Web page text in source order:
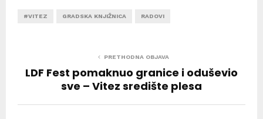
#VITEZ GRADSKA KNJIŽNICA RADOVI
PRETHODNA OBJAVA
LDF Fest pomaknuo granice i oduševio
sve – Vitez središte plesa